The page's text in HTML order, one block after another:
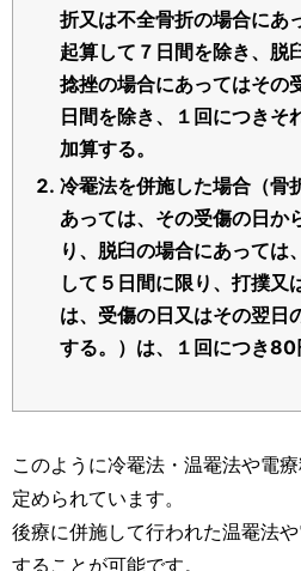
折又は不全骨折の場合にあ
起算して７日間を除き、脱
捻挫の場合にあってはその
日間を除き、１回につき
加算する。
冷罨法を併施した場合（骨
あっては、その受傷の日か
り、脱臼の場合にあっては
して５日間に限り、打撲又
は、受傷の日又はその翌日
する。）は、１回につき80
このように冷罨法・温罨法や電
定められています。
後療に併施して行われた温罨法
することが可能です。